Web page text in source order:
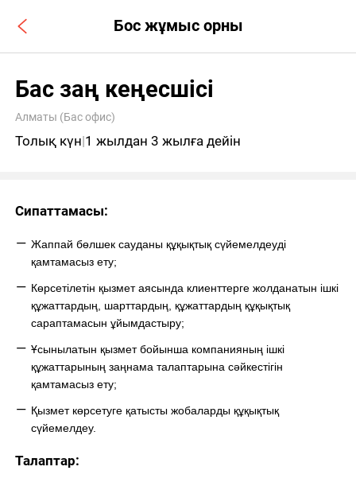
Бос жұмыс орны
Бас заң кеңесшісі
Алматы (Бас офис)
Толық күн|1 жылдан 3 жылға дейін
Сипаттамасы:
Жаппай бөлшек сауданы құқықтық сүйемелдеуді
қамтамасыз ету;
Көрсетілетін қызмет аясында клиенттерге жолданатын ішкі
құжаттардың, шарттардың, құжаттардың құқықтық
сараптамасын ұйымдастыру;
Ұсынылатын қызмет бойынша компанияның ішкі
құжаттарының заңнама талаптарына сәйкестігін
қамтамасыз ету;
Қызмет көрсетуге қатысты жобаларды құқықтық
сүйемелдеу.
Талаптар: